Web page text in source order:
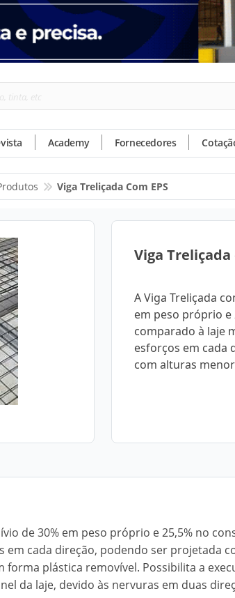
Academy Fornecedores
Viga Treliçada Com EPS
Viga Treliçada
A Viga Treliçada
em peso próprio e
comparado à laje
esforços em cada
com alturas
de 30% em peso próprio e 25,5% no
em cada direção, podendo ser projetada
forma plástica removível. Possibilita a
da laje, devido às nervuras em duas